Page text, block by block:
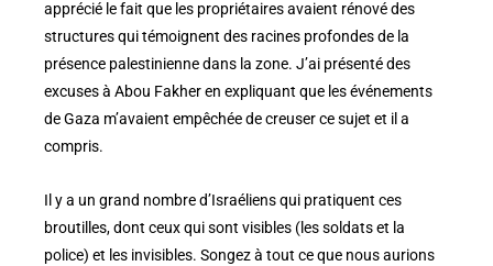
apprécié le fait que les propriétaires avaient rénové des
structures qui témoignent des racines profondes de la
présence palestinienne dans la zone. J’ai présenté des
excuses à Abou Fakher en expliquant que les événements
de Gaza m’avaient empêchée de creuser ce sujet et il a
compris.
Il y a un grand nombre d’Israéliens qui pratiquent ces
broutilles, dont ceux qui sont visibles (les soldats et la
police) et les invisibles. Songez à tout ce que nous aurions